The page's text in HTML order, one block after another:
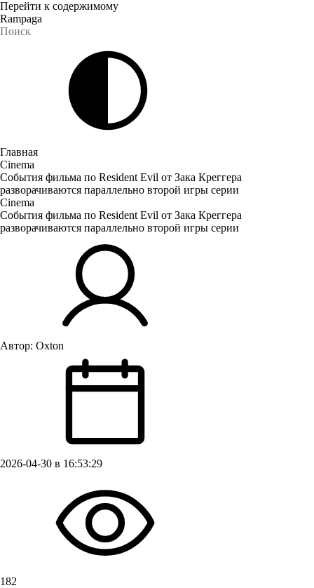
Перейти к содержимому
Rampaga
Главная
Cinema
События фильма по Resident Evil от Зака Креггера
разворачиваются параллельно второй игры серии
Cinema
События фильма по Resident Evil от Зака Креггера
разворачиваются параллельно второй игры серии
Автор: Oxton
2026-04-30 в 16:53:29
182